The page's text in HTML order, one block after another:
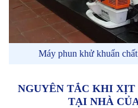
Máy phun khử khuẩn
NGUYÊN TẮC KHI
TẠI NHÀ